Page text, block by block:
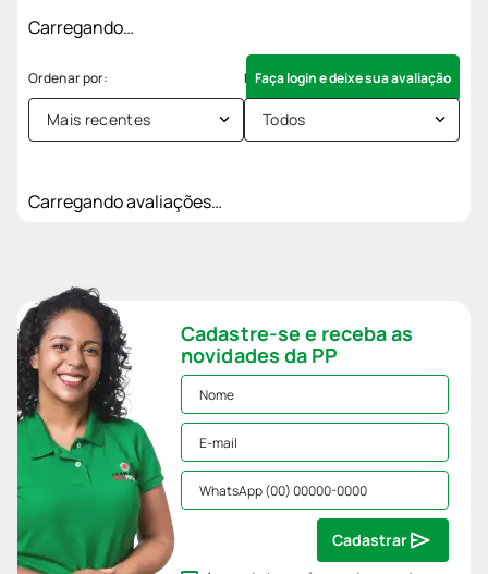
Carregando…
Faça login e deixe sua avaliação
Mais recentes Todos
Carregando avaliações…
Cadastre-se e receba as
novidades da PP
Cadastrar